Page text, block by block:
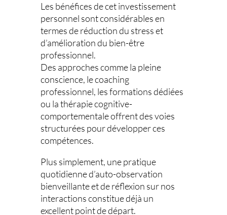
Les bénéfices de cet investissement
personnel sont considérables en
termes de réduction du stress et
d’amélioration du bien-être
professionnel.
Des approches comme la pleine
conscience, le coaching
professionnel, les formations dédiées
ou la thérapie cognitive-
comportementale offrent des voies
structurées pour développer ces
compétences.
Plus simplement, une pratique
quotidienne d’auto-observation
bienveillante et de réflexion sur nos
interactions constitue déjà un
excellent point de départ.